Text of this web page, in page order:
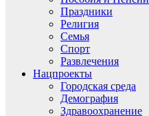
Праздники
Религия
Семья
Спорт
Развлечения
Нацпроекты
Городская среда
Демография
Здравоохранение